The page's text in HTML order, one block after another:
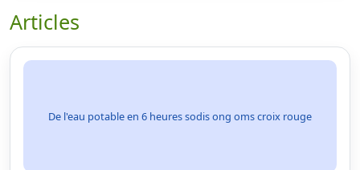
Articles
De l'eau potable en 6 heures sodis ong oms croix rouge